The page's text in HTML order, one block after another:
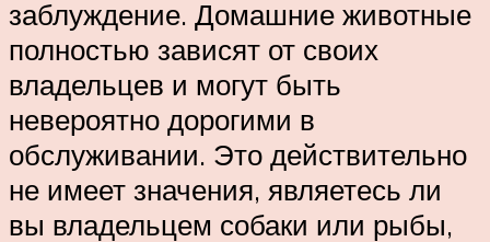
заблуждение. Домашние животные
полностью зависят от своих
владельцев и могут быть
невероятно дорогими в
обслуживании. Это действительно
не имеет значения, являетесь ли
вы владельцем собаки или рыбы,